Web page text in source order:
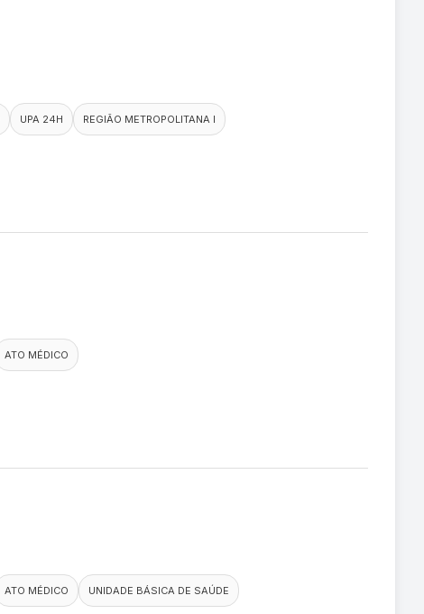
UPA 24H REGIÃO METROPOLITANA I
ATO MÉDICO
ATO MÉDICO UNIDADE BÁSICA DE SAÚDE